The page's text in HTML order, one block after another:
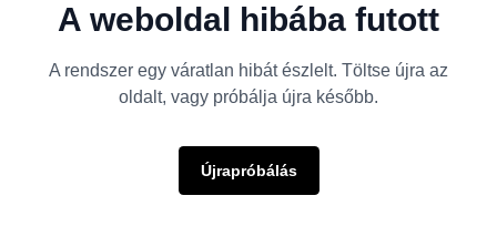
A weboldal hibába futott
A rendszer egy váratlan hibát észlelt. Töltse újra az
oldalt, vagy próbálja újra később.
Újrapróbálás